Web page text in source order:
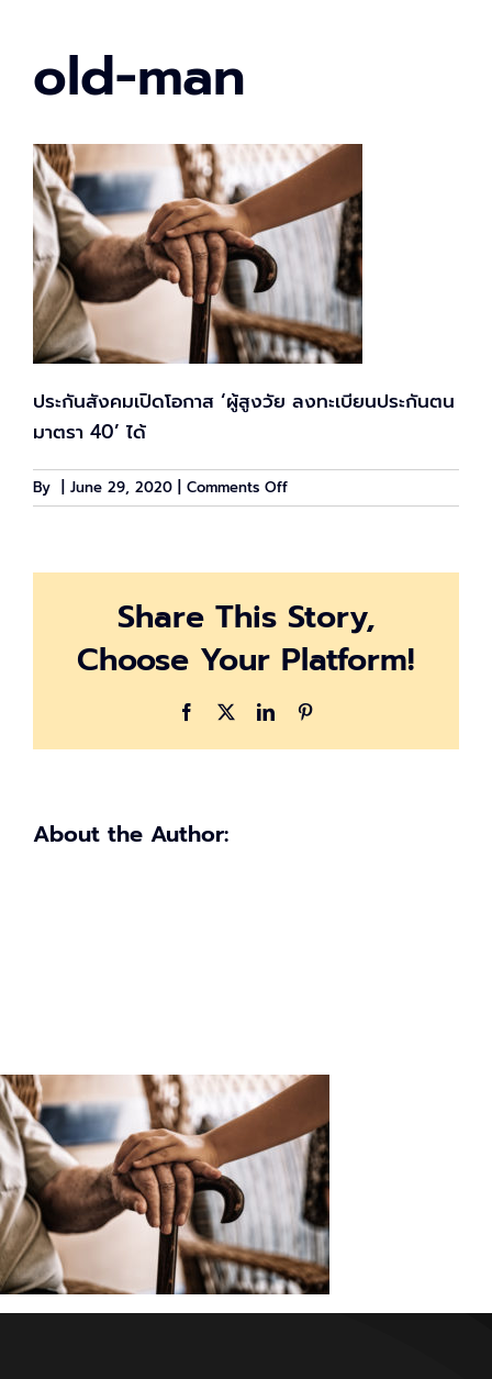
old-man
ประกันสังคมเปิดโอกาส ‘ผู้สูงวัย ลงทะเบียนประกันตน
มาตรา 40’ ได้
By June 29, 2020 Comments Offon
old-
Share This Story,
Choose Your Platform!
Facebook LinkedIn
About the Author: